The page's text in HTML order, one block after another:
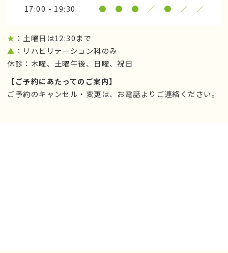
17:00 - 19:30
● ● ● ／ ● ／ ／
★ ：土曜日は12:30まで
▲ ：リハビリテーション科のみ
休診：木曜、土曜午後、日曜、祝日
【ご予約にあたってのご案内】
ご予約のキャンセル・変更は、お電話よりご連絡ください。